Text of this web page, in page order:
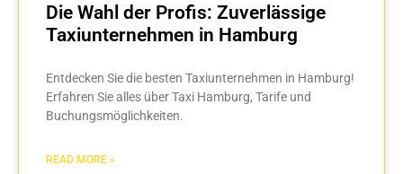
Die Wahl der Profis: Zuverlässige
Taxiunternehmen in Hamburg
Entdecken Sie die besten Taxiunternehmen in Hamburg!
Erfahren Sie alles über Taxi Hamburg, Tarife und
Buchungsmöglichkeiten.
READ MORE »